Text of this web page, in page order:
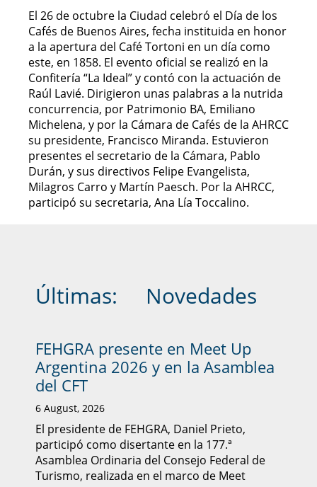
El 26 de octubre la Ciudad celebró el Día de los
Cafés de Buenos Aires, fecha instituida en honor
a la apertura del Café Tortoni en un día como
este, en 1858. El evento oficial se realizó en la
Confitería “La Ideal” y contó con la actuación de
Raúl Lavié. Dirigieron unas palabras a la nutrida
concurrencia, por Patrimonio BA, Emiliano
Michelena, y por la Cámara de Cafés de la AHRCC
su presidente, Francisco Miranda. Estuvieron
presentes el secretario de la Cámara, Pablo
Durán, y sus directivos Felipe Evangelista,
Milagros Carro y Martín Paesch. Por la AHRCC,
participó su secretaria, Ana Lía Toccalino.
Últimas: Novedades
FEHGRA presente en Meet Up
Argentina 2026 y en la Asamblea
del CFT
6 August, 2026
El presidente de FEHGRA, Daniel Prieto,
participó como disertante en la 177.ª
Asamblea Ordinaria del Consejo Federal de
Turismo, realizada en el marco de Meet